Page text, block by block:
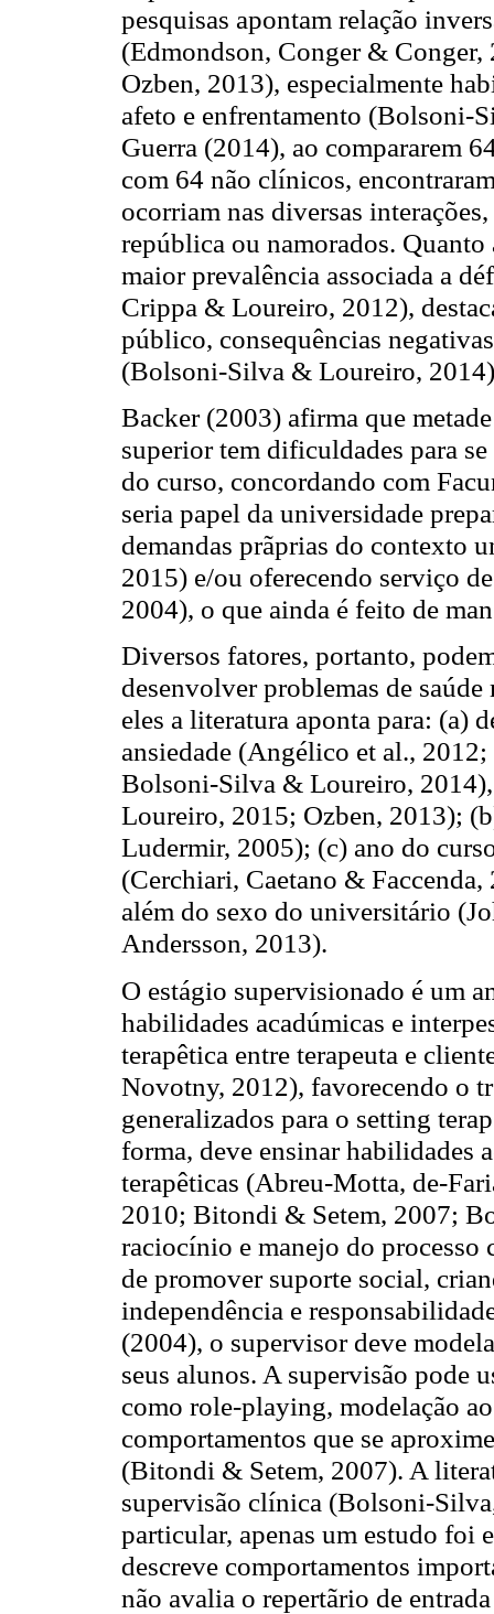
pesquisas apontam relação
(Edmondson, Conger &
Ozben, 2013), especialmente
afeto e enfrentamento
Guerra (2014), ao compararem
com 64 não clínicos,
ocorriam nas diversas
república ou namorados.
maior prevalência associada a
Crippa & Loureiro, 2012),
público, consequências
(Bolsoni-Silva & Loureiro,
Backer (2003) afirma que
superior tem dificuldades para
do curso, concordando com
seria papel da universidade
demandas prãprias do
2015) e/ou oferecendo serviço
2004), o que ainda é feito de
Diversos fatores, portanto,
desenvolver problemas de
eles a literatura aponta para: (a)
ansiedade (Angélico et al.,
Bolsoni-Silva & Loureiro,
Loureiro, 2015; Ozben, 2013);
Ludermir, 2005); (c) ano do
(Cerchiari, Caetano &
além do sexo do universitário
Andersson, 2013).
O estágio supervisionado é um
habilidades acadúmicas e
terapêtica entre terapeuta e
Novotny, 2012), favorecendo o
generalizados para o setting
forma, deve ensinar habilidades
terapêticas (Abreu-Motta, de-
2010; Bitondi & Setem, 2007;
raciocínio e manejo do
de promover suporte social,
independência e
(2004), o supervisor deve
seus alunos. A supervisão pode
como role-playing, modelação
comportamentos que se
(Bitondi & Setem, 2007). A
supervisão clínica (Bolsoni-
particular, apenas um estudo foi
descreve comportamentos
não avalia o repertãrio de